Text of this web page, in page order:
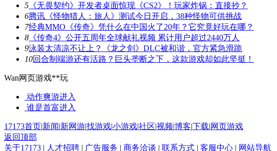
5 《无畏契约》开发者桌面惊现《CS2》！玩家炸锅：直接抄？
6腾讯《怪物猎人：旅人》测试今日开启，38种怪物可供挑战
7经典MMO《传奇》凭什么在中国火了20年？它究竟好玩在哪？
8 《传奇4》公开五周年全球献礼视频 累计用户超过2440万人
9泳装太清凉不让上？《龙之剑》DLC被和谐，官方紧急滑跪
10回合制端游还有活路？巨头垄断之下，这款游戏却如此坚挺！
Wan网页游戏**玩
动作爽游进入
谁是首富进入
17173首页|新闻|新网游|找游戏|小游戏|社区|视频|博客|下载|网页游戏
返回顶部
关于17173 | 人才招聘 | 广告服务 | 商务洽谈 | 联系方式 | 客服中心 | 网站导航